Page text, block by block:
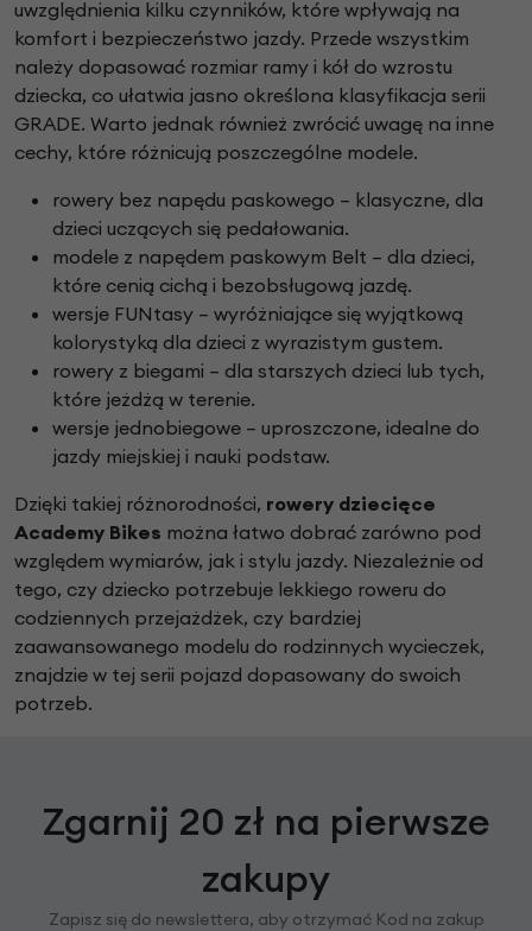
uwzględnienia kilku czynników, które wpływają na
komfort i bezpieczeństwo jazdy. Przede wszystkim
należy dopasować rozmiar ramy i kół do wzrostu
dziecka, co ułatwia jasno określona klasyfikacja serii
GRADE. Warto jednak również zwrócić uwagę na inne
cechy, które różnicują poszczególne modele.
rowery bez napędu paskowego – klasyczne, dla
dzieci uczących się pedałowania.
modele z napędem paskowym Belt – dla dzieci,
które cenią cichą i bezobsługową jazdę.
wersje FUNtasy – wyróżniające się wyjątkową
kolorystyką dla dzieci z wyrazistym gustem.
rowery z biegami – dla starszych dzieci lub tych,
które jeżdżą w terenie.
wersje jednobiegowe – uproszczone, idealne do
jazdy miejskiej i nauki podstaw.
Dzięki takiej różnorodności, rowery dziecięce
Academy Bikes można łatwo dobrać zarówno pod
względem wymiarów, jak i stylu jazdy. Niezależnie od
tego, czy dziecko potrzebuje lekkiego roweru do
codziennych przejażdżek, czy bardziej
zaawansowanego modelu do rodzinnych wycieczek,
znajdzie w tej serii pojazd dopasowany do swoich
potrzeb.
Zgarnij 20 zł na pierwsze
zakupy
Zapisz się do newslettera, aby otrzymać Kod na zakup